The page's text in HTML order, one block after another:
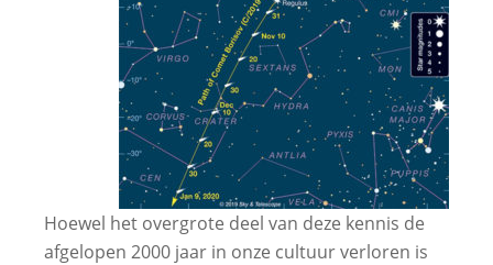
Hoewel het overgrote deel van deze kennis de
afgelopen 2000 jaar in onze cultuur verloren is